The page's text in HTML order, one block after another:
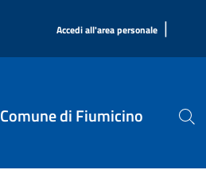
Accedi all'area personale |
Comune di Fiumicino